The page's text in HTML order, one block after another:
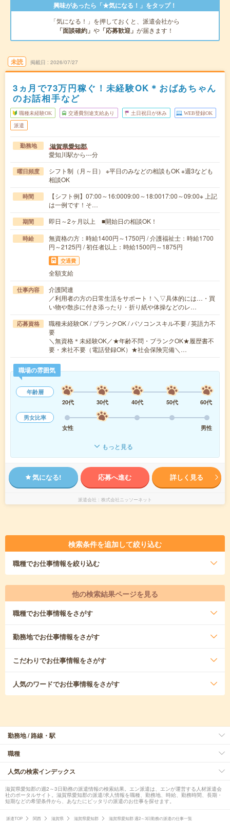
興味があったら「★気になる！」をタップ！
「気になる！」を押しておくと、派遣会社から
「面談確約」 や 「応募歓迎」 が届きます！
未読 掲載日 2026/07/27
3ヵ月で73万円稼ぐ！未経験OK＊おばあちゃん
のお話相手など
職種未経験OK 交通費別途支給あり 土日祝日が休み WEB登録OK
派遣
勤務地 滋賀県愛知郡
愛知川駅から---分
曜日頻度
シフト制（月～日） ※平日のみなどの相談もOK ※週3なども
相談OK
時間
【シフト例】07:00～16:0009:00～18:0017:00～09:00※ 上記
は一例です！そ…
期間 即日～2ヶ月以上 ■開始日の相談OK！
時給
無資格の方：時給1400円～1750円 / 介護福祉士：時給1700
円～2125円 / 初任者以上：時給1500円～1875円
交通費
全額支給
仕事内容
介護関連
／利用者の方の日常生活をサポート！＼▽具体的には…・買
い物や散歩に付き添ったり・折り紙や体操などのレ…
応募資格
職種未経験OK / ブランクOK / パソコンスキル不要 / 英語力不
要
＼無資格＊未経験OK／★年齢不問・ブランクOK★履歴書不
要・来社不要（電話登録OK）★社会保険完備＼…
職場の雰囲気
年齢層
20代
30代 40代 50代
60代
男女比率
女性
男性
もっと見る
気になる! 応募へ進む 詳しく見る
派遣会社 株式会社ニッソーネット
検索条件を追加して絞り込む
職種でお仕事情報を絞り込む
他の検索結果ページを見る
職種でお仕事情報をさがす
勤務地でお仕事情報をさがす
こだわりでお仕事情報をさがす
人気のワードでお仕事情報をさがす
勤務地 / 路線・駅
職種
人気の検索インデックス
滋賀県愛知郡の週2～3日勤務の派遣情報の検索結果。エン派遣は、エンが運営する人材派遣会
社のポータルサイト。滋賀県愛知郡の派遣/求人情報を職種、勤務地、時給、勤務時間、長期・
短期などの希望条件から、あなたにピッタリの派遣のお仕事を探せます。
派遣TOP 関西 滋賀県 滋賀県愛知郡 滋賀県愛知郡 週2～3日勤務の派遣の仕事一覧